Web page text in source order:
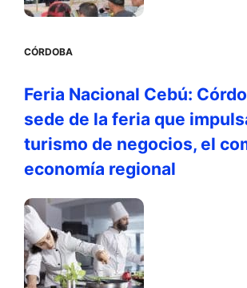
CÓRDOBA
Feria Nacional Cebú:
sede de la feria que
turismo de negocios, el
economía regional